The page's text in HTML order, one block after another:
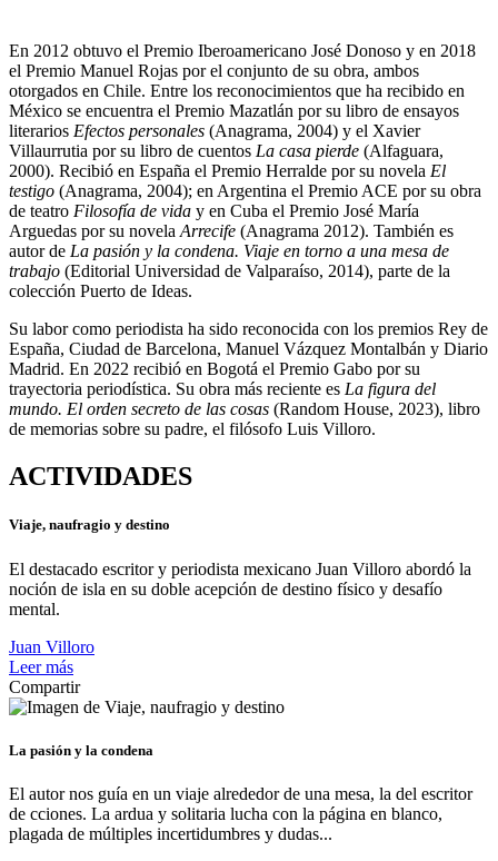
En 2012 obtuvo el Premio Iberoamericano José Donoso y en 2018
el Premio Manuel Rojas por el conjunto de su obra, ambos
otorgados en Chile. Entre los reconocimientos que ha recibido en
México se encuentra el Premio Mazatlán por su libro de ensayos
literarios Efectos personales (Anagrama, 2004) y el Xavier
Villaurrutia por su libro de cuentos La casa pierde (Alfaguara,
2000). Recibió en España el Premio Herralde por su novela El
testigo (Anagrama, 2004); en Argentina el Premio ACE por su obra
de teatro Filosofía de vida y en Cuba el Premio José María
Arguedas por su novela Arrecife (Anagrama 2012). También es
autor de La pasión y la condena. Viaje en torno a una mesa de
trabajo (Editorial Universidad de Valparaíso, 2014), parte de la
colección Puerto de Ideas.
Su labor como periodista ha sido reconocida con los premios Rey de
España, Ciudad de Barcelona, Manuel Vázquez Montalbán y Diario
Madrid. En 2022 recibió en Bogotá el Premio Gabo por su
trayectoria periodística. Su obra más reciente es La figura del
mundo. El orden secreto de las cosas (Random House, 2023), libro
de memorias sobre su padre, el filósofo Luis Villoro.
ACTIVIDADES
Viaje, naufragio y destino
El destacado escritor y periodista mexicano Juan Villoro abordó la
noción de isla en su doble acepción de destino físico y desafío
mental.
Juan Villoro
Leer más
Compartir
La pasión y la condena
El autor nos guía en un viaje alrededor de una mesa, la del escritor
de cciones. La ardua y solitaria lucha con la página en blanco,
plagada de múltiples incertidumbres y dudas...